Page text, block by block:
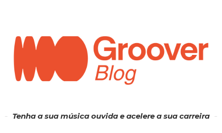
Tenha a sua música ouvida e acelere a sua carreira